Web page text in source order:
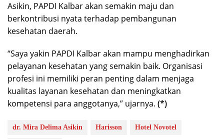
Asikin, PAPDI Kalbar akan semakin maju dan
berkontribusi nyata terhadap pembangunan
kesehatan daerah.
“Saya yakin PAPDI Kalbar akan mampu menghadirkan
pelayanan kesehatan yang semakin baik. Organisasi
profesi ini memiliki peran penting dalam menjaga
kualitas layanan kesehatan dan meningkatkan
kompetensi para anggotanya,” ujarnya. (*)
dr. Mira Delima Asikin Harisson Hotel Novotel